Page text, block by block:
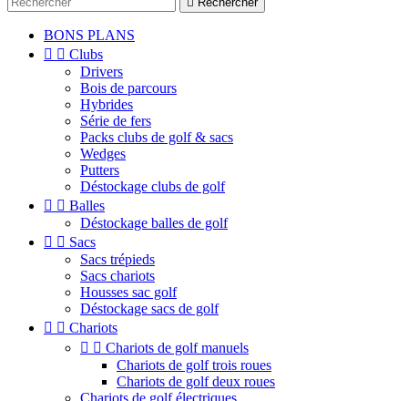
BONS PLANS
  Clubs
Drivers
Bois de parcours
Hybrides
Série de fers
Packs clubs de golf & sacs
Wedges
Putters
Déstockage clubs de golf
  Balles
Déstockage balles de golf
  Sacs
Sacs trépieds
Sacs chariots
Housses sac golf
Déstockage sacs de golf
  Chariots
  Chariots de golf manuels
Chariots de golf trois roues
Chariots de golf deux roues
Chariots de golf électriques